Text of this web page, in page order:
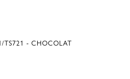
TS721 - CHOCOLAT